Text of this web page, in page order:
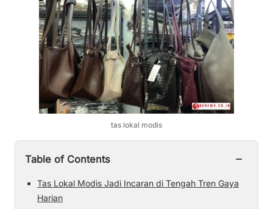
tas lokal modis
Table of Contents −
Tas Lokal Modis Jadi Incaran di Tengah Tren Gaya
Harian